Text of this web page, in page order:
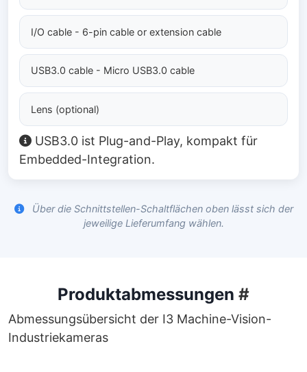
I/O cable - 6-pin cable or extension cable
USB3.0 cable - Micro USB3.0 cable
Lens (optional)
USB3.0 ist Plug-and-Play, kompakt für
Embedded-Integration.
Über die Schnittstellen-Schaltflächen oben lässt sich der
jeweilige Lieferumfang wählen.
Produktabmessungen #
Abmessungsübersicht der I3 Machine-Vision-
Industriekameras